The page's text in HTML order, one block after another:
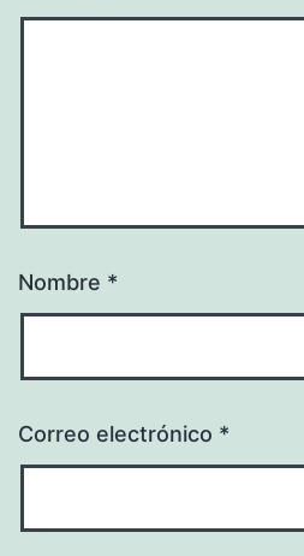
Nombre *
Correo electrónico *